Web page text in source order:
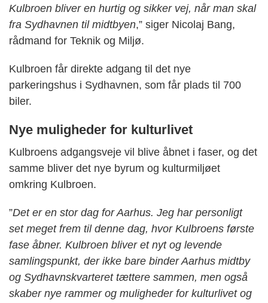
Kulbroen bliver en hurtig og sikker vej, når man skal
fra Sydhavnen til midtbyen,” siger Nicolaj Bang,
rådmand for Teknik og Miljø.
Kulbroen får direkte adgang til det nye
parkeringshus i Sydhavnen, som får plads til 700
biler.
Nye muligheder for kulturlivet
Kulbroens adgangsveje vil blive åbnet i faser, og det
samme bliver det nye byrum og kulturmiljøet
omkring Kulbroen.
”Det er en stor dag for Aarhus. Jeg har personligt
set meget frem til denne dag, hvor Kulbroens første
fase åbner. Kulbroen bliver et nyt og levende
samlingspunkt, der ikke bare binder Aarhus midtby
og Sydhavnskvarteret tættere sammen, men også
skaber nye rammer og muligheder for kulturlivet og